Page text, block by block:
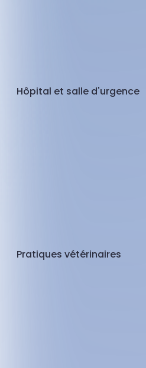
Hôpital et salle d'urgence
Pratiques vétérinaires